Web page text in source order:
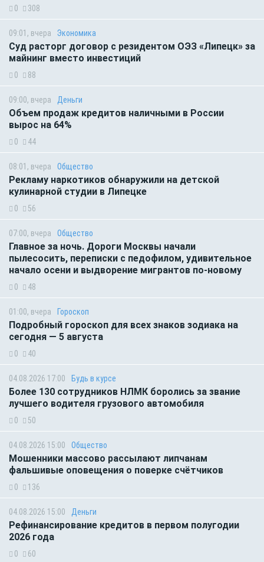
0 308
09:01, вчера Экономика
Суд расторг договор с резидентом ОЭЗ «Липецк» за
майнинг вместо инвестиций
0 88
09:00, вчера Деньги
Объем продаж кредитов наличными в России
вырос на 64%
0 44
08:01, вчера Общество
Рекламу наркотиков обнаружили на детской
кулинарной студии в Липецке
0 56
07:00, вчера Общество
Главное за ночь. Дороги Москвы начали
пылесосить, переписки с педофилом, удивительное
начало осени и выдворение мигрантов по-новому
0 48
01:00, вчера Гороскоп
Подробный гороскоп для всех знаков зодиака на
сегодня — 5 августа
0 40
04.08.2026 17:00 Будь в курсе
Более 130 сотрудников НЛМК боролись за звание
лучшего водителя грузового автомобиля
0 50
04.08.2026 15:00 Общество
Мошенники массово рассылают липчанам
фальшивые оповещения о поверке счётчиков
0 136
04.08.2026 15:00 Деньги
Рефинансирование кредитов в первом полугодии
2026 года
0 60